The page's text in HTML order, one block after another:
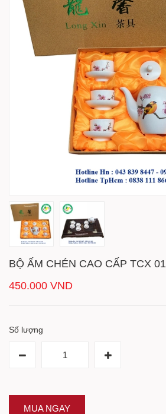
BỘ ẤM CHÉN CAO CẤP TCX 01
450.000 VND
Số lượng
MUA NGAY